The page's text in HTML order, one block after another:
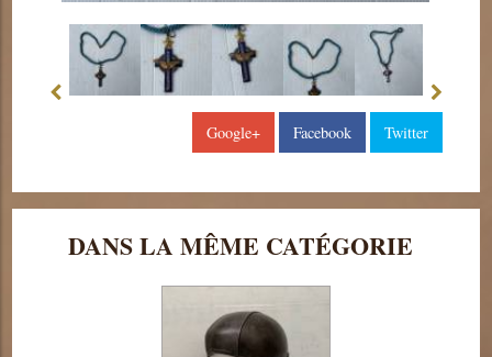
Google+ Facebook Twitter
DANS LA MÊME CATÉGORIE